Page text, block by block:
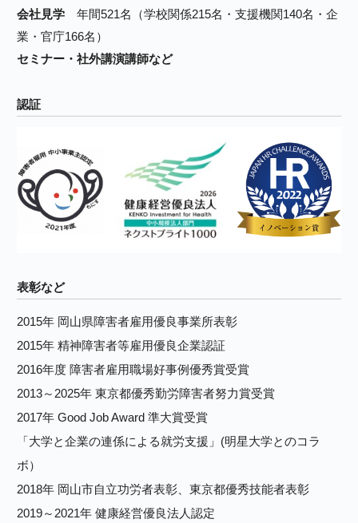
会社見学 年間521名（学校関係215名・支援機関140名・企
業・官庁166名）
セミナー・社外講演講師など
認証
表彰など
2015年 岡山県障害者雇用優良事業所表彰
2015年 精神障害者等雇用優良企業認証
2016年度 障害者雇用職場好事例優秀賞受賞
2013～2025年 東京都優秀勤労障害者努力賞受賞
2017年 Good Job Award 準大賞受賞
「大学と企業の連係による就労支援」(明星大学とのコラ
ボ）
2018年 岡山市自立功労者表彰、東京都優秀技能者表彰
2019～2021年 健康経営優良法人認定